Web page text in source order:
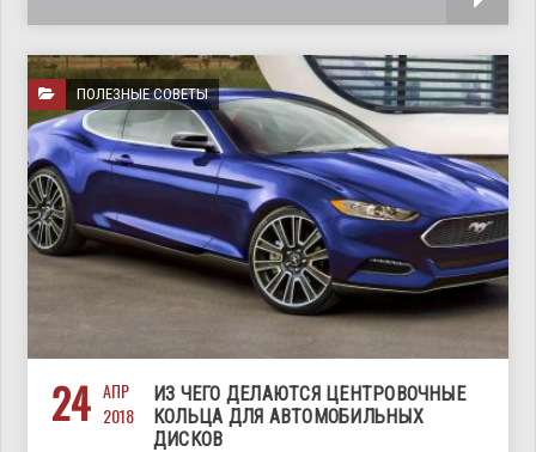
ПОЛЕЗНЫЕ СОВЕТЫ
24 АПР
2018
ИЗ ЧЕГО ДЕЛАЮТСЯ ЦЕНТРОВОЧНЫЕ
КОЛЬЦА ДЛЯ АВТОМОБИЛЬНЫХ
ДИСКОВ